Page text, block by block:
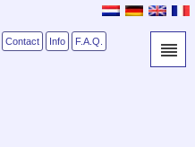
Contact Info F.A.Q.